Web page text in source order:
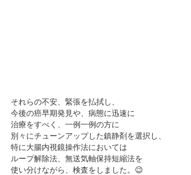
それらの不安、緊張を払拭し、
今後の癌早期発見や、病態に迅速に
治療をすべく、一例一例の方に
別々にチューンアップした鎮静剤を選択し、
特に大腸内視鏡操作法においては
ループ解除法、無送気軸保持短縮法を
使い分けながら、検査をしました。😉